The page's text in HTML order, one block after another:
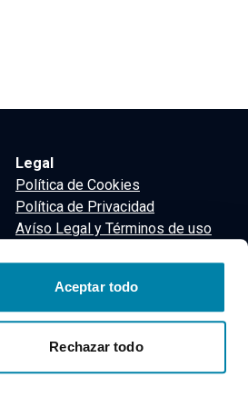
Aceptar todo
Rechazar todo
Legal
Política de Cookies
Política de Privacidad
Avíso Legal y Términos de uso